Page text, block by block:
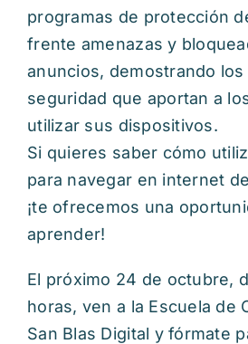
programas de protección
frente amenazas y
anuncios, demostrando
seguridad que aportan a
utilizar sus dispositivos.
Si quieres saber cómo
para navegar en internet
¡te ofrecemos una
aprender!
El próximo 24 de octubre,
horas, ven a la Escuela de
San Blas Digital y fórmate